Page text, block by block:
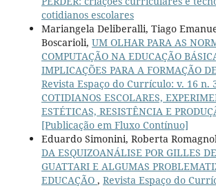
cotidianos escolares
Mariangela Deliberalli, Tiago
Boscarioli, UM OLHAR PARA AS
COMPUTAÇÃO NA EDUCAÇÃO
IMPLICAÇÕES PARA A FORMAÇÃO
Revista Espaço do Currículo: v. 16 n.
COTIDIANOS ESCOLARES,
ESTÉTICAS, RESISTÊNCIA E
[Publicação em Fluxo Contínuo]
Eduardo Simonini, Roberta
DA ESQUIZOANÁLISE POR GILLES
GUATTARI E ALGUMAS
EDUCAÇÃO , Revista Espaço do